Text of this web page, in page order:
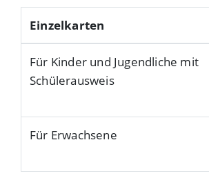
Einzelkarten
Für Kinder und Jugendliche mit
Schülerausweis
Für Erwachsene